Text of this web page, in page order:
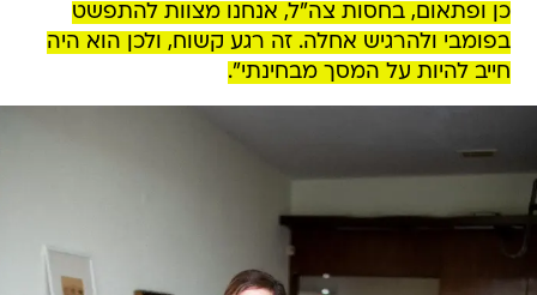
כן ופתאום, בחסות צה"ל, אנחנו מצוות להתפשט
בפומבי ולהרגיש אחלה. זה רגע קשוח, ולכן הוא היה
חייב להיות על המסך מבחינתי".